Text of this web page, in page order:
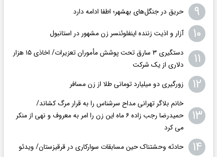
۹ حریق در جنگل‌های بهشهر؛ اطفا ادامه دارد
۱۰ آزار و اذیت زننده اینفلوئنسر زن مشهور در استانبول
۱۱
دستگیری ۳ سارق تحت پوشش مأموران تعزیرات/ اخاذی ۱۵ هزار
دلاری از یک شرکت
۱۲ زورگیری دو میلیارد تومانی طلا از زن مسافر
۱۳
خانم بلاگر تهرانی مداح سرشناس را به قرار مرگ کشاند/
حمیدرضا رجب زاده ۶ ماه این زن را امر به معروف و نهی از منکر
می کرد
۱۴ حادثه وحشتناک حین مسابقات سوارکاری در قرقیزستان/ ویدئو